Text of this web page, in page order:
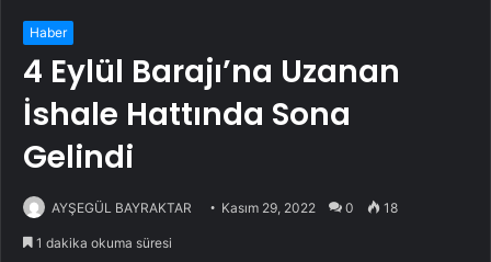
Haber
4 Eylül Barajı’na Uzanan
İshale Hattında Sona
Gelindi
AYŞEGÜL BAYRAKTAR Kasım 29, 2022 0 18
1 dakika okuma süresi